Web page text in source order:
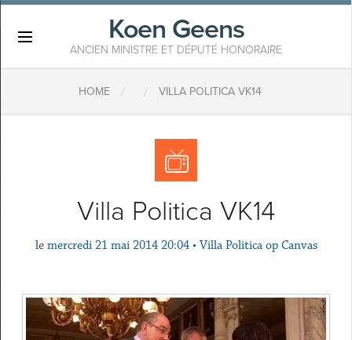
Koen Geens
ANCIEN MINISTRE ET DÉPUTÉ HONORAIRE
HOME / / VILLA POLITICA VK14
Villa Politica VK14
le mercredi 21 mai 2014 20:04 • Villa Politica op Canvas